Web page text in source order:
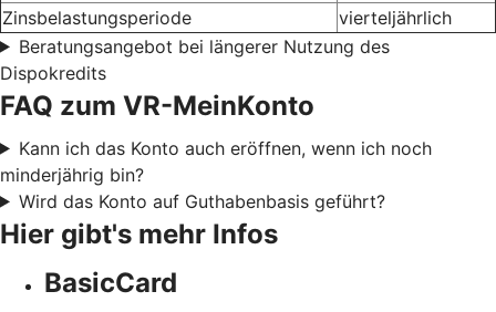
Zinsbelastungsperiode
vierteljährlich
Beratungsangebot bei längerer Nutzung des
Dispokredits
FAQ zum VR-MeinKonto
Kann ich das Konto auch eröffnen, wenn ich noch
minderjährig bin?
Wird das Konto auf Guthabenbasis geführt?
Hier gibt's mehr Infos
BasicCard